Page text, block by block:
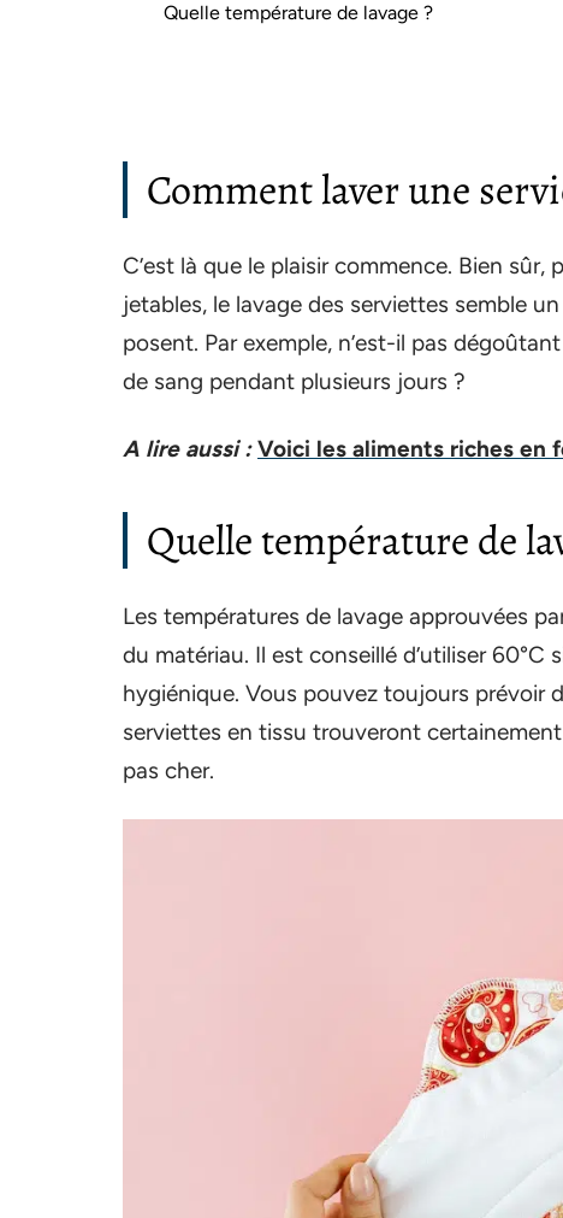
Quelle température de lavage ?
Comment laver une
C’est là que le plaisir commence. Bien
jetables, le lavage des serviettes semble
posent. Par exemple, n’est-il pas
de sang pendant plusieurs jours ?
A lire aussi : Voici les aliments riches en
Quelle température de
Les températures de lavage approuvées
du matériau. Il est conseillé d’utiliser 60°C
hygiénique. Vous pouvez toujours prévoir
serviettes en tissu trouveront
pas cher.